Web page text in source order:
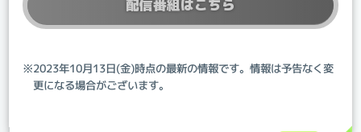
配信番組はこちら
※2023年10月13日(金)時点の最新の情報です。情報は予告なく変
更になる場合がございます。